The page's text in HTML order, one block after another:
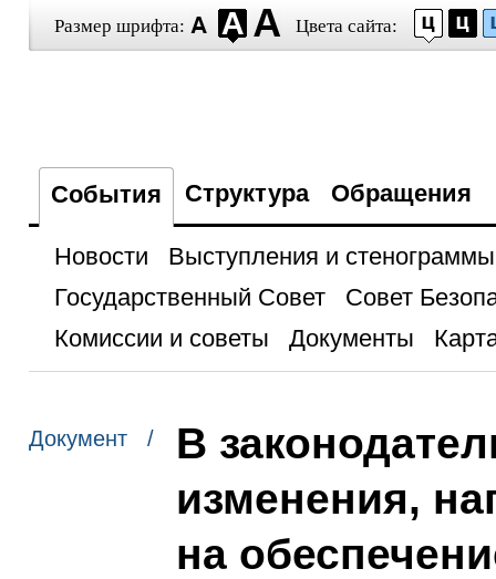
Размер шрифта: Цвета сайта:
События Структура Обращения
Новости
Выступления и стенограммы
Государственный Совет
Совет
Комиссии и советы
Документы
Документ /
В
изменения,
на